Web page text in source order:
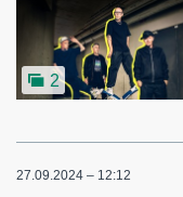
2
27.09.2024 – 12:12